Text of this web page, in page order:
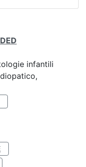
infantili